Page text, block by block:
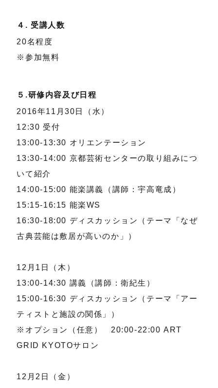
４. 受講人数
20名程度
※参加無料
５.研修内容及び日程
2016年11月30日（水）
12:30 受付
13:00-13:30 オリエンテーション
13:30-14:00 京都芸術センターの取り組みにつ
いて紹介
14:00-15:00 能楽講義（講師：宇高竜成）
15:15-16:15 能楽WS
16:30-18:00 ディスカッション（テーマ「なぜ
古典芸能は敷居が高いのか」）
12月1日（木）
13:00-14:30 講義（講師：衛紀生）
15:00-16:30 ディスカッション（テーマ「アー
ティストと施設の関係」）
※オプション（任意） 20:00-22:00 ART
GRID KYOTOサロン
12月2日（金）